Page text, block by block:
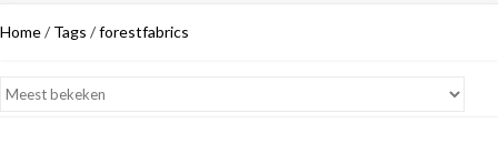
Home/ Tags /forestfabrics